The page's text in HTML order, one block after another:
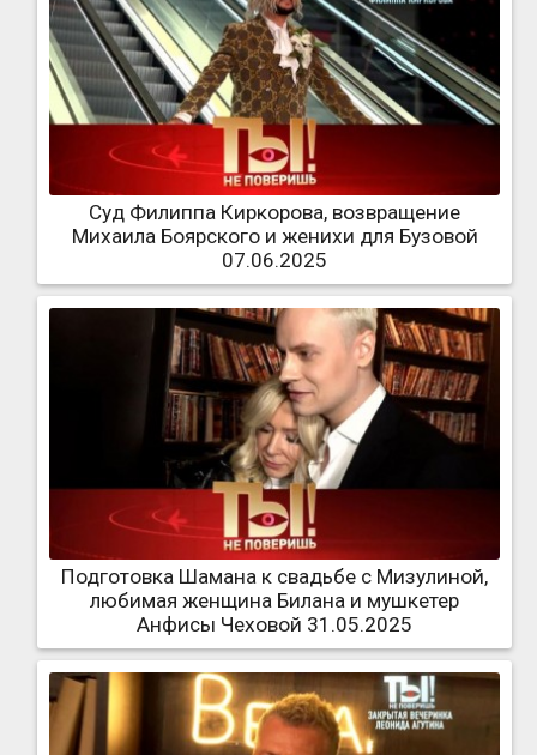
Суд Филиппа Киркорова, возвращение
Михаила Боярского и женихи для Бузовой
07.06.2025
Подготовка Шамана к свадьбе с Мизулиной,
любимая женщина Билана и мушкетер
Анфисы Чеховой 31.05.2025